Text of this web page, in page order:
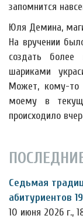
запомнится
Юля Демина,
На вручении
создать более
шариками
Может, кому-то
моему в
происходило
Седьмая
абитуриентов
10 июня 2026 г.,